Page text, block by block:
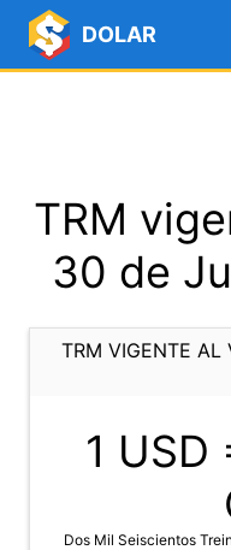
DOLAR
TRM
30 de
TRM VIGENTE AL
1 USD
Dos Mil Seiscientos